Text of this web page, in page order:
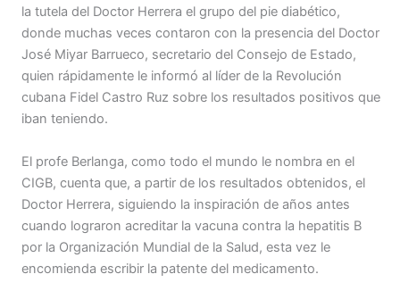
la tutela del Doctor Herrera el grupo del pie diabético,
donde muchas veces contaron con la presencia del Doctor
José Miyar Barrueco, secretario del Consejo de Estado,
quien rápidamente le informó al líder de la Revolución
cubana Fidel Castro Ruz sobre los resultados positivos que
iban teniendo.
El profe Berlanga, como todo el mundo le nombra en el
CIGB, cuenta que, a partir de los resultados obtenidos, el
Doctor Herrera, siguiendo la inspiración de años antes
cuando lograron acreditar la vacuna contra la hepatitis B
por la Organización Mundial de la Salud, esta vez le
encomienda escribir la patente del medicamento.